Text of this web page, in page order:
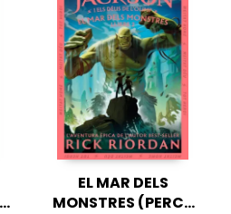
EL MAR DELS
MONSTRES (PERCY